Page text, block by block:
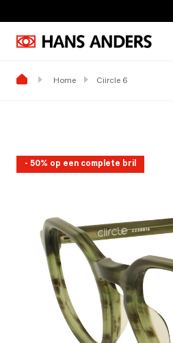
Home Ciircle 6
- 50% op een complete bril